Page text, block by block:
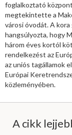
foglalkoztató
megtekintette a
városi óvodát. A
hangsúlyozta, hogy
három éves kortól
rendelkezést az
az uniós tagállamok
Európai
közleményében.
A cikk